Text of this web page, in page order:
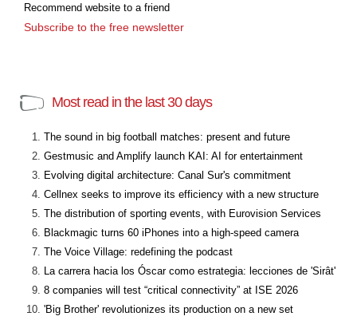
Recommend website to a friend
Subscribe to the free newsletter
Most read in the last 30 days
The sound in big football matches: present and future
Gestmusic and Amplify launch KAI: AI for entertainment
Evolving digital architecture: Canal Sur's commitment
Cellnex seeks to improve its efficiency with a new structure
The distribution of sporting events, with Eurovision Services
Blackmagic turns 60 iPhones into a high-speed camera
The Voice Village: redefining the podcast
La carrera hacia los Óscar como estrategia: lecciones de 'Sirât'
8 companies will test “critical connectivity” at ISE 2026
'Big Brother' revolutionizes its production on a new set